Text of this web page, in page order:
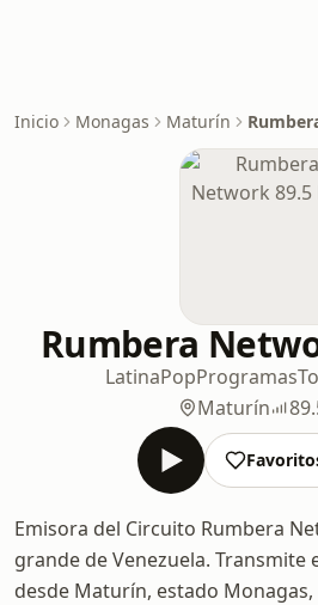
Inicio Monagas Maturín
Rumbera
LatinaPopProgramas
Maturín
Emisora del Circuito Rumbera
grande de Venezuela. Transmite
desde Maturín, estado